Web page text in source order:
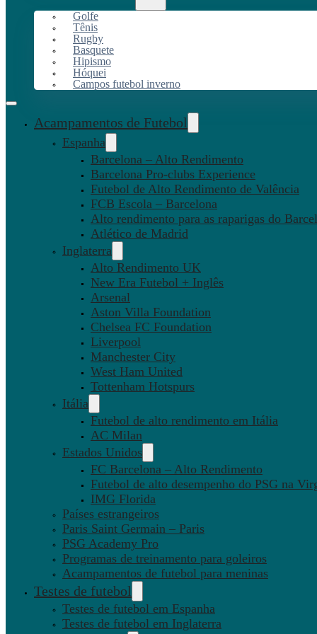
Golfe
Tênis
Rugby
Basquete
Hipismo
Hóquei
Campos futebol inverno
Acampamentos de Futebol
Espanha
Barcelona – Alto Rendimento
Barcelona Pro-clubs Experience
Futebol de Alto Rendimento de Valência
FCB Escola – Barcelona
Alto rendimento para as raparigas do
Atlético de Madrid
Inglaterra
Alto Rendimento UK
New Era Futebol + Inglês
Arsenal
Aston Villa Foundation
Chelsea FC Foundation
Liverpool
Manchester City
West Ham United
Tottenham Hotspurs
Itália
Futebol de alto rendimento em Itália
AC Milan
Estados Unidos
FC Barcelona – Alto Rendimento
Futebol de alto desempenho do PSG na
IMG Florida
Países estrangeiros
Paris Saint Germain – Paris
PSG Academy Pro
Programas de treinamento para goleiros
Acampamentos de futebol para meninas
Testes de futebol
Testes de futebol em Espanha
Testes de futebol em Inglaterra